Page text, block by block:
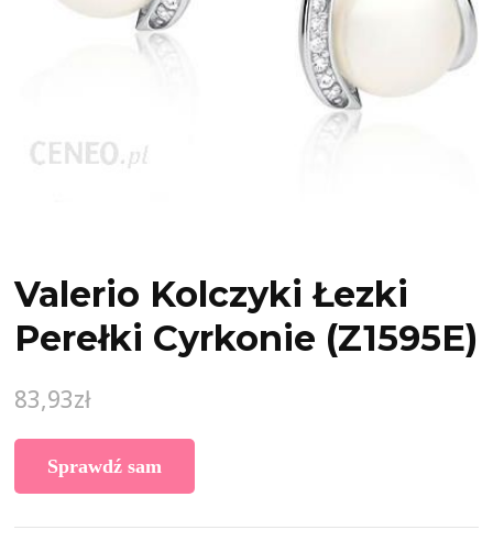
Valerio Kolczyki Łezki
Perełki Cyrkonie (Z1595E)
83,93zł
Sprawdź sam